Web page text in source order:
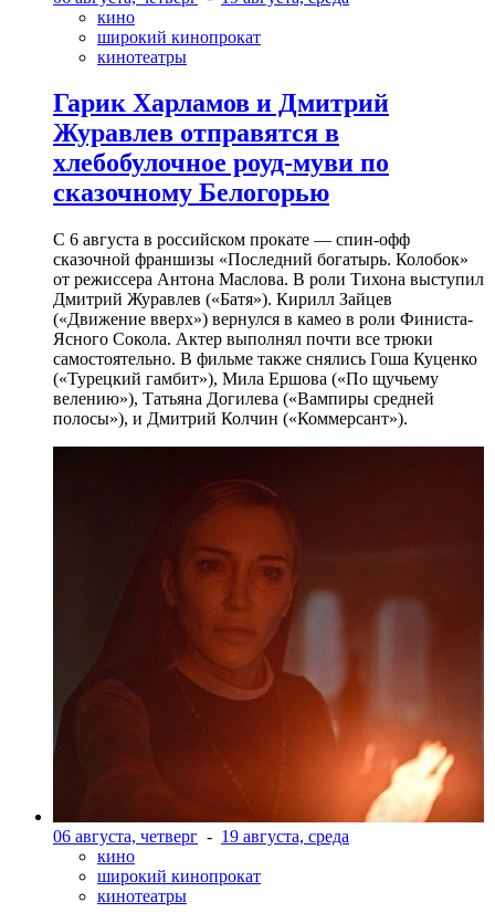
кино
широкий кинопрокат
кинотеатры
Гарик Харламов и Дмитрий
Журавлев отправятся в
хлебобулочное роуд-муви по
сказочному Белогорью
С 6 августа в российском прокате — спин-офф
сказочной франшизы «Последний богатырь. Колобок»
от режиссера Антона Маслова. В роли Тихона выступил
Дмитрий Журавлев («Батя»). Кирилл Зайцев
(«Движение вверх») вернулся в камео в роли Финиста-
Ясного Сокола. Актер выполнял почти все трюки
самостоятельно. В фильме также снялись Гоша Куценко
(«Турецкий гамбит»), Мила Ершова («По щучьему
велению»), Татьяна Догилева («Вампиры средней
полосы»), и Дмитрий Колчин («Коммерсант»).
06 августа, четверг - 19 августа, среда
кино
широкий кинопрокат
кинотеатры